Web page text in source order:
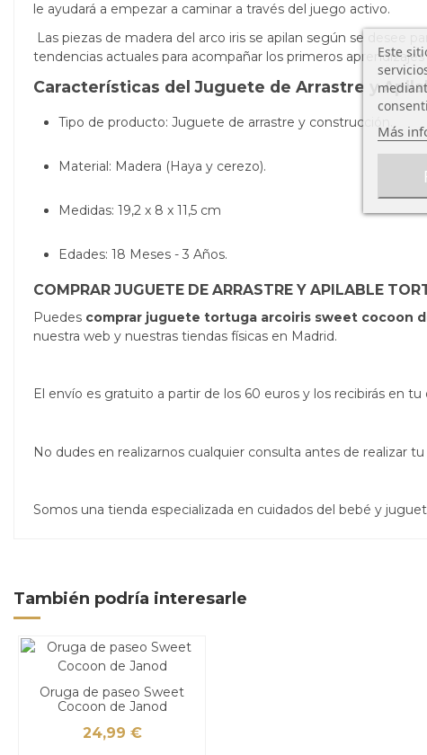
le ayudará a empezar a caminar a través del juego activo.
Las piezas de madera del arco iris se apilan según se desee
tendencias actuales para acompañar los primeros
Características del Juguete de Arrastre y
Tipo de producto: Juguete de arrastre y construcción.
Material: Madera (Haya y cerezo).
Medidas: 19,2 x 8 x 11,5 cm
Edades: 18 Meses - 3 Años.
COMPRAR JUGUETE DE ARRASTRE Y APILABLE
Puedes comprar juguete tortuga arcoiris sweet cocoon
nuestra web y nuestras tiendas físicas en Madrid.
El envío es gratuito a partir de los 60 euros y los recibirás en
No dudes en realizarnos cualquier consulta antes de realizar
Somos una tienda especializada en cuidados del bebé y
También podría interesarle
Oruga de paseo Sweet
Cocoon de Janod
24,99 €
Este
Más